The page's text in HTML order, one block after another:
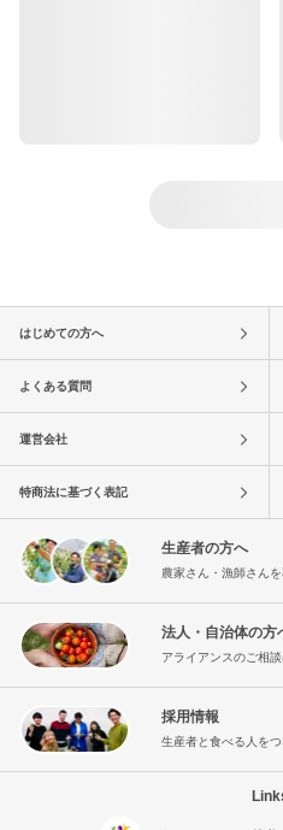
はじめての方へ
よくある質問
運営会社
特商法に基づく表記
生産者の方へ
農家さん・漁師さん
法人・自治体の方
アライアンスのご相
採用情報
生産者と食べる人を